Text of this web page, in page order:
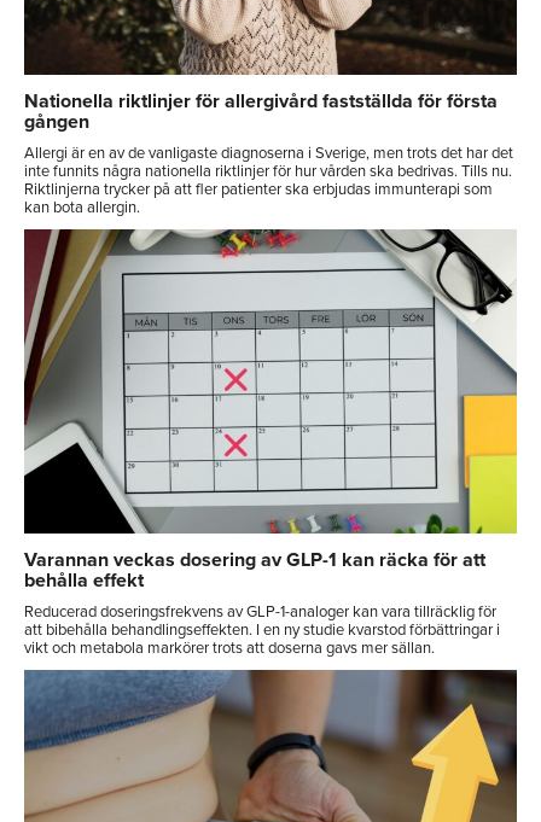
Nationella riktlinjer för allergivård fastställda för första
gången
Allergi är en av de vanligaste diagnoserna i Sverige, men trots det har det
inte funnits några nationella riktlinjer för hur vården ska bedrivas. Tills nu.
Riktlinjerna trycker på att fler patienter ska erbjudas immunterapi som
kan bota allergin.
Varannan veckas dosering av GLP-1 kan räcka för att
behålla effekt
Reducerad doseringsfrekvens av GLP-1-analoger kan vara tillräcklig för
att bibehålla behandlingseffekten. I en ny studie kvarstod förbättringar i
vikt och metabola markörer trots att doserna gavs mer sällan.